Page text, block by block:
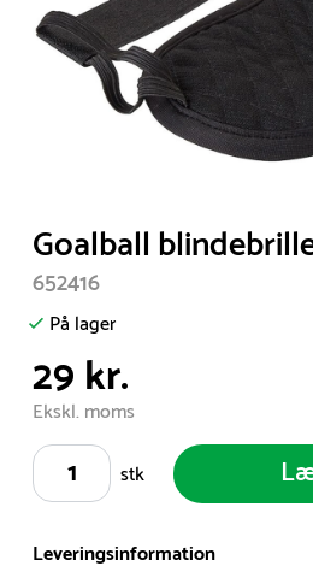
1
of
1
Goalball
652416
På lager
29 kr.
Ekskl. moms
stk
Leveringsinformation